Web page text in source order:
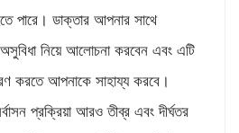
পারে। ডাক্তার আপনার সাথে
অসুবিধা নিয়ে আলোচনা করবেন এবং এটি
করতে আপনাকে সাহায্য করবে।
প্রক্রিয়া আরও তীব্র এবং দীর্ঘতর